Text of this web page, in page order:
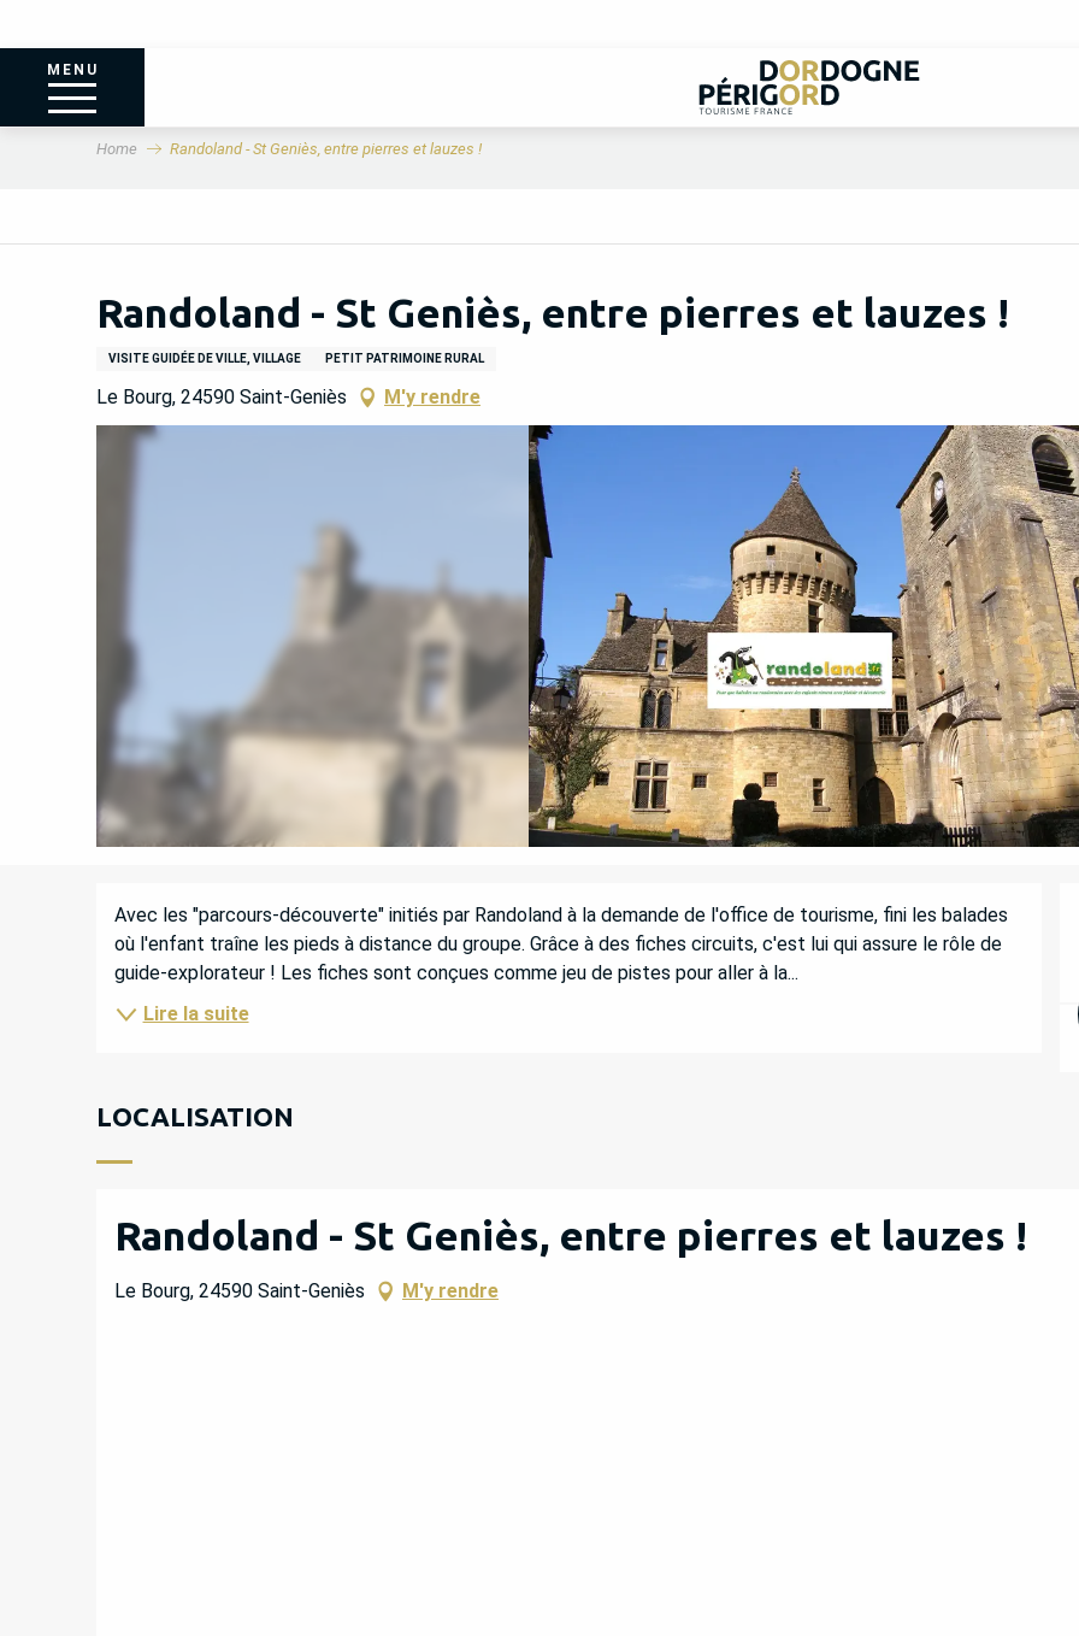
MENU
Home Randoland - St Geniès, entre pierres et lauzes !
Randoland - St Geniès, entre pierres et lauzes !
VISITE GUIDÉE DE VILLE, VILLAGE PETIT PATRIMOINE RURAL
Le Bourg, 24590 Saint-Geniès M'y rendre
DESCRIPTION
Avec les "parcours-découverte" initiés par Randoland à la demande de l'office de tourisme, fini les balades
où l'enfant traîne les pieds à distance du groupe. Grâce à des fiches circuits, c'est lui qui assure le rôle de
guide-explorateur ! Les fiches sont conçues comme jeu de pistes pour aller à la...
Lire la suite
LOCALISATION
Randoland - St Geniès, entre pierres et lauzes !
Le Bourg, 24590 Saint-Geniès M'y rendre